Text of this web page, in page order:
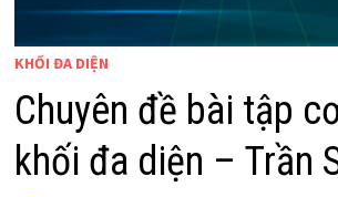
KHỐI ĐA DIỆN
Chuyên đề bài tập
khối đa diện – Trần